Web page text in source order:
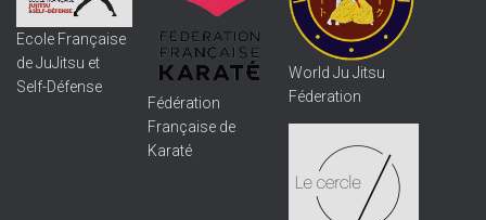
Ecole Française
de JuJitsu et
Self-Défense
Fédération
Française de
Karaté
World Ju Jitsu
Féderation